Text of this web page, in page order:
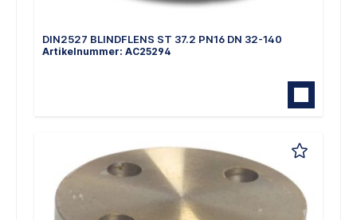
DIN2527 BLINDFLENS ST 37.2 PN16 DN 32-140
Artikelnummer: AC25294